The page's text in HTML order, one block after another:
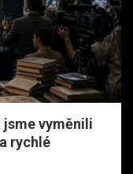
vyměnili
rychlé